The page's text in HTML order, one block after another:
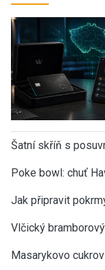
Šatní skříň s
Poke bowl: chuť
Jak připravit
Vlčický
Masarykovo